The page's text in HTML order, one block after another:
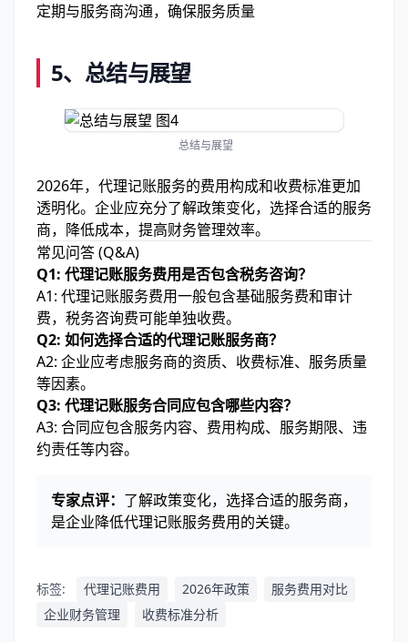
定期与服务商沟通，确保服务质量
5、 总结与展望
总结与展望
2026年，代理记账服务的费用构成和收费标准更加
透明化。企业应充分了解政策变化，选择合适的服务
商，降低成本，提高财务管理效率。
常见问答 (Q&A)
Q1: 代理记账服务费用是否包含税务咨询？
A1: 代理记账服务费用一般包含基础服务费和审计
费，税务咨询费可能单独收费。
Q2: 如何选择合适的代理记账服务商？
A2: 企业应考虑服务商的资质、收费标准、服务质量
等因素。
Q3: 代理记账服务合同应包含哪些内容？
A3: 合同应包含服务内容、费用构成、服务期限、违
约责任等内容。
专家点评： 了解政策变化，选择合适的服务商，
是企业降低代理记账服务费用的关键。
标签: 代理记账费用 2026年政策
服务费用对比
企业财务管理
收费标准分析